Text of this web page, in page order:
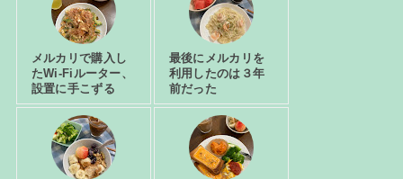
メルカリで購入し
たWi-Fiルーター、
設置に手こずる
最後にメルカリを
利用したのは３年
前だった